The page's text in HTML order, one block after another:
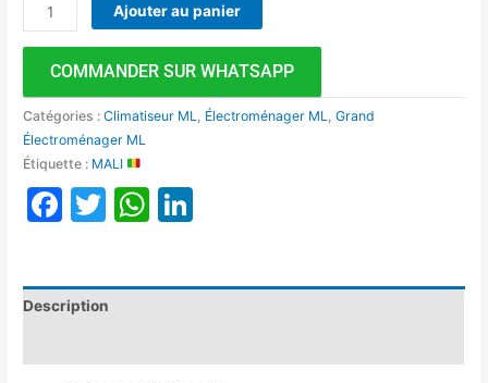
Ajouter au panier
COMMANDER SUR WHATSAPP
Catégories :Climatiseur ML Électroménager ML ,Grand
Électroménager ML
Étiquette : MALI
Facebook
TwitterWhatsApp
Description